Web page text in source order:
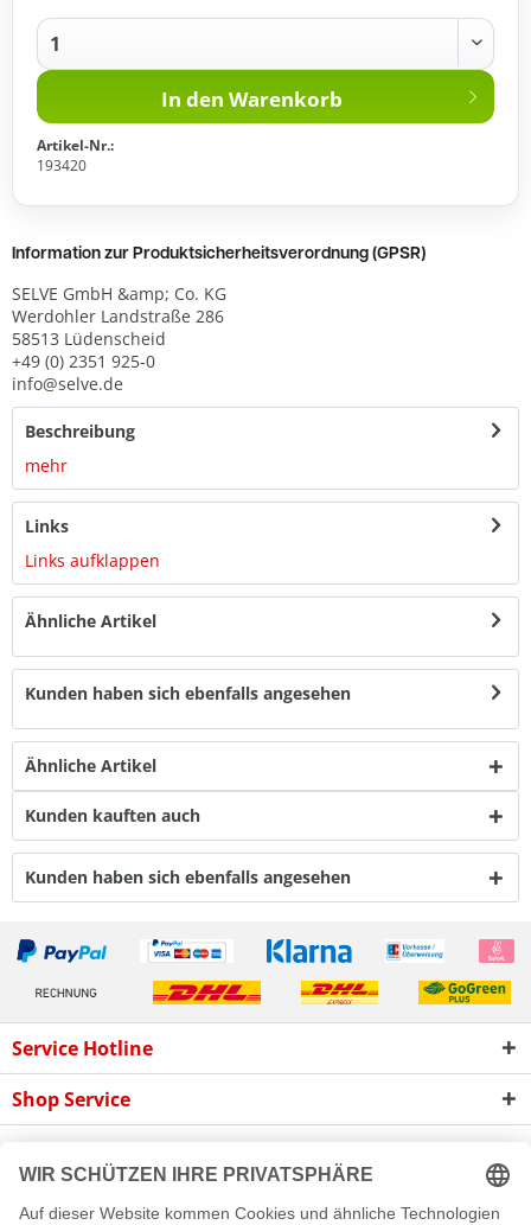
In den Warenkorb
Artikel-Nr.:
193420
Information zur Produktsicherheitsverordnung (GPSR)
SELVE GmbH &amp; Co. KG
Werdohler Landstraße 286
58513 Lüdenscheid
+49 (0) 2351 925-0
info@selve.de
Beschreibung
mehr
Links
Links aufklappen
Ähnliche Artikel
Kunden haben sich ebenfalls angesehen
Ähnliche Artikel
Kunden kauften auch
Kunden haben sich ebenfalls angesehen
Service Hotline
Shop Service
Newsletter